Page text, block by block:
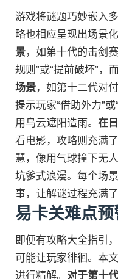
游戏将谜题巧妙嵌入
略也相应呈现出场景
景，如第十代的击剑
规则”或“提前破坏”，
场景，如第十二代对
提示玩家“借助外力”
用乌云遮阳造雨。 在
看电影，攻略则充满
慧，像用气球撞下无
坑爹式浪漫。每个场
事，让解谜过程充满了
易卡关难点
即便有攻略大全指引
可能让玩家徘徊。本
进行精解。 对于第十